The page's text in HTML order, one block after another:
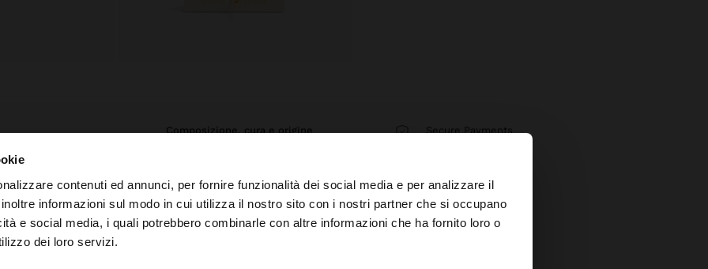
contenuti ed annunci, per fornire funzionalità dei social media e per analizzare il
informazioni sul modo in cui utilizza il nostro sito con i nostri partner che si occupano
e social media, i quali potrebbero combinarle con altre informazioni che ha fornito loro o
dei loro servizi.
×
da Svizzera. Vuoi navigare sul nostro sito United States?
per una
di evitare il
sua lucentezza
argento
speciali.
composizione, cura e origine
Zirconio
Finitura: Placcatura in oro 18k
Secure Payments